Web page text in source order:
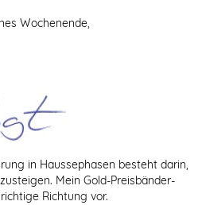
Wochenende,
in Haussephasen besteht darin,
Mein Gold-Preisbänder-
Richtung vor.